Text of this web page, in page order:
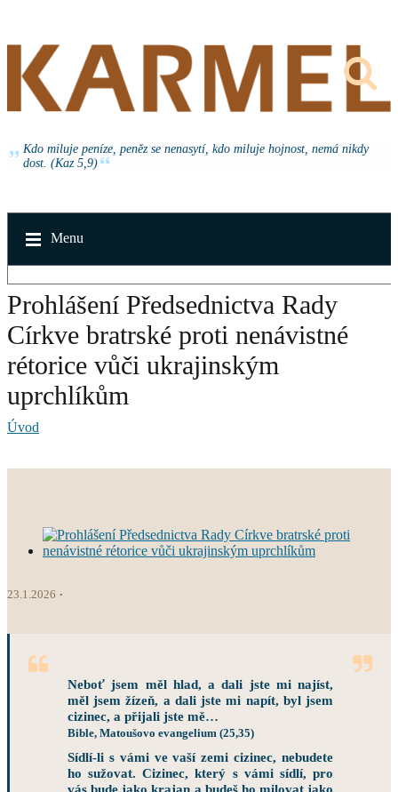
Kdo miluje peníze, peněz se nenasytí, kdo miluje hojnost, nemá nikdy
dost. (Kaz 5,9)
Menu
Prohlášení Předsednictva Rady
Církve bratrské proti nenávistné
rétorice vůči ukrajinským
uprchlíkům
Úvod
23.1.2026
Neboť jsem měl hlad, a dali jste mi najíst,
měl jsem žízeň, a dali jste mi napít, byl jsem
cizinec, a přijali jste mě…
Bible, Matoušovo evangelium (25,35)
Sídlí-li s vámi ve vaší zemi cizinec, nebudete
ho sužovat. Cizinec, který s vámi sídlí, pro
vás bude jako krajan a budeš ho milovat jako